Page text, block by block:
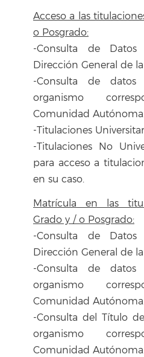
Acceso a las
o Posgrado:
-Consulta de
Dirección General de
-Consulta de datos
organismo
Comunidad
-Titulaciones
-Titulaciones No
para acceso a
en su caso.
Matrícula en las
Grado y / o Posgrado:
-Consulta de
Dirección General de
-Consulta de
organismo
Comunidad
-Consulta del Título
organismo
Comunidad